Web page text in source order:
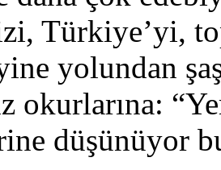
Türkiye’yi,
yolundan
okurlarına:
düşünüyor